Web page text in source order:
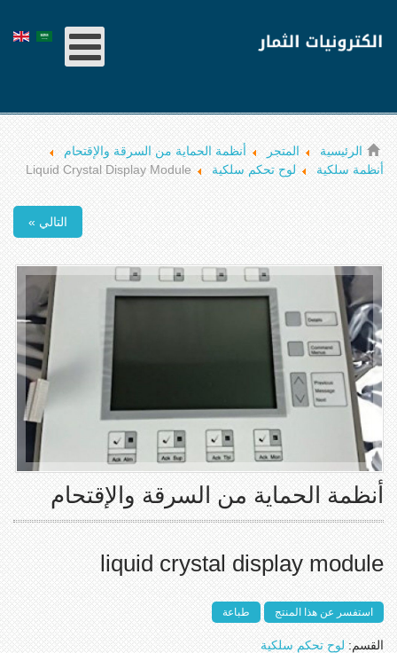
الرئيسية المتجر
أنظمة الحماية من السرقة والإقتحام
أنظمة سلكية
لوح تحكم سلكية Liquid Crystal Display Module
التالي »
أنظمة الحماية من السرقة والإقتحام
liquid crystal display module
استفسر عن هذا المنتج طباعة
القسم:لوح تحكم سلكية